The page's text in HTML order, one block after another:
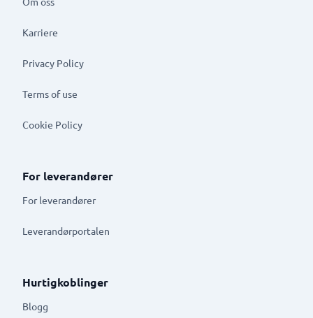
Karriere
Privacy Policy
Terms of use
Cookie Policy
For leverandører
For leverandører
Leverandørportalen
Hurtigkoblinger
Blogg